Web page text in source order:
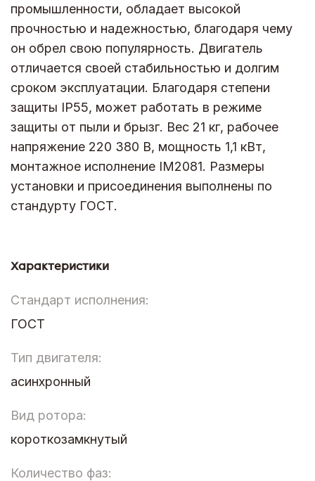
промышленности, обладает высокой
прочностью и надежностью, благодаря чему
он обрел свою популярность. Двигатель
отличается своей стабильностью и долгим
сроком эксплуатации. Благодаря степени
защиты IP55, может работать в режиме
защиты от пыли и брызг. Вес 21 кг, рабочее
напряжение 220 380 В, мощность 1,1 кВт,
монтажное исполнение IM2081. Размеры
установки и присоединения выполнены по
стандурту ГОСТ.
Характеристики
Стандарт исполнения:
ГОСТ
Тип двигателя:
асинхронный
Вид ротора:
короткозамкнутый
Количество фаз: